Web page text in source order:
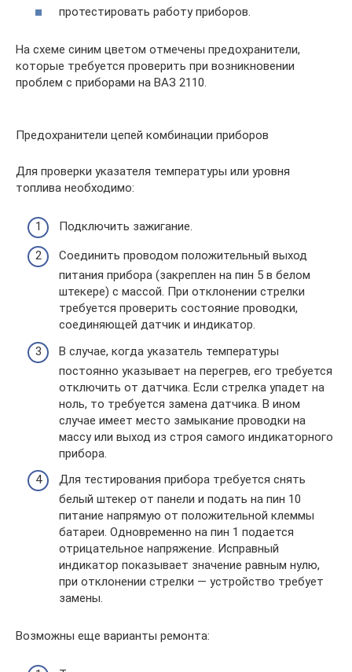
протестировать работу приборов.
На схеме синим цветом отмечены предохранители,
которые требуется проверить при возникновении
проблем с приборами на ВАЗ 2110.
Предохранители цепей комбинации приборов
Для проверки указателя температуры или уровня
топлива необходимо:
Подключить зажигание.
Соединить проводом положительный выход
питания прибора (закреплен на пин 5 в белом
штекере) с массой. При отклонении стрелки
требуется проверить состояние проводки,
соединяющей датчик и индикатор.
В случае, когда указатель температуры
постоянно указывает на перегрев, его требуется
отключить от датчика. Если стрелка упадет на
ноль, то требуется замена датчика. В ином
случае имеет место замыкание проводки на
массу или выход из строя самого индикаторного
прибора.
Для тестирования прибора требуется снять
белый штекер от панели и подать на пин 10
питание напрямую от положительной клеммы
батареи. Одновременно на пин 1 подается
отрицательное напряжение. Исправный
индикатор показывает значение равным нулю,
при отклонении стрелки — устройство требует
замены.
Возможны еще варианты ремонта: